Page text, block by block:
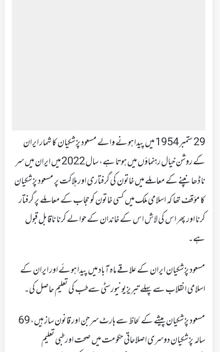
29 ستمبر 1954 میں پیدا ہونے والے مسعود پزشکیان کا شمار ایران
کے روشن خیال رہنماؤں میں ہوتا ہے، سال 2022 میں ایران میں سر
نا ڈھانپنے کے معاملے میں خاتون کی گرفتاری اور ہلاکت پر مسعود پزشکیان
کا مؤقف تھا کہ اسلامی ملک میں کسی خاتون کو حجاب کے معاملے پر گرفتار
کرنا اور پھر اس کی لاش اس کے خاندان کے حوالے کرنا ناقابل قبول
ہے۔
مسعود پزشکیان ایران کے علاقے ماہ آباد میں پیدا ہوئے اور ایران کے
اسلامی انقلاب سے پہلے تبریزیونیورسٹی سےطب کی تعلیم حاصل کی۔
مسعود پزشکیان پیشے کے لحاظ سے ہارٹ سرجن اور قانون ساز ہیں، 69
سالہ پزشکیان دوسری اصلاحاتی حکومت میں صحت اور طبی تعلیم